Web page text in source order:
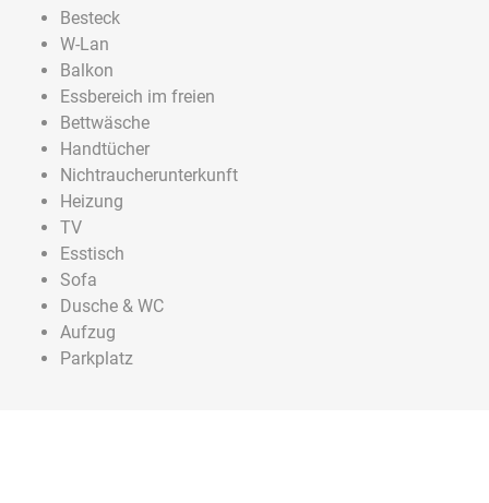
Besteck
W-Lan
Balkon
Essbereich im freien
Bettwäsche
Handtücher
Nichtraucherunterkunft
Heizung
TV
Esstisch
Sofa
Dusche & WC
Aufzug
Parkplatz